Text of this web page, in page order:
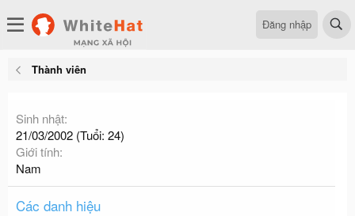
Đăng nhập
Thành viên
Sinh nhật
21/03/2002 (Tuổi: 24)
Giới tính
Nam
Các danh hiệu